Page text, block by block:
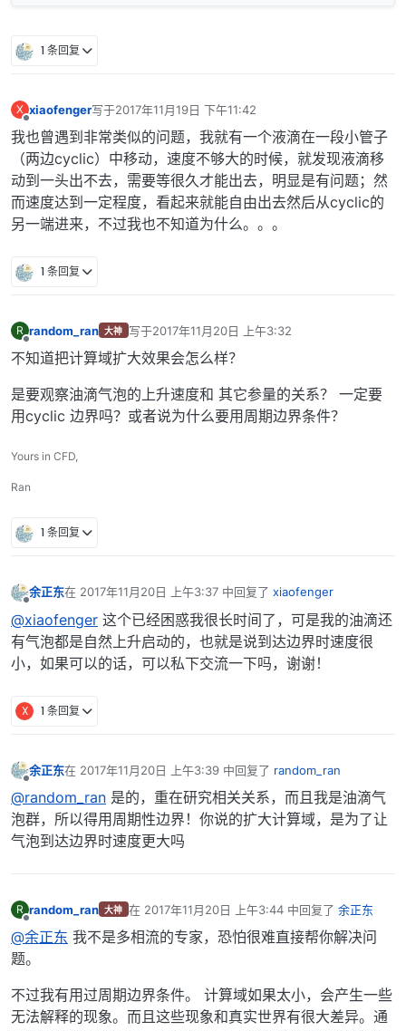
1 条回复
X
离线
xiaofenger写于2017年11月19日 下午11:42
最后由 编辑
我也曾遇到非常类似的问题，我就有一个液滴在一段小管子
（两边cyclic）中移动，速度不够大的时候，就发现液滴移
动到一头出不去，需要等很久才能出去，明显是有问题；然
而速度达到一定程度，看起来就能自由出去然后从cyclic的
另一端进来，不过我也不知道为什么。。。
1 条回复
R
离线
random_ran 大神 写于2017年11月20日 上午3:32
最后由 编辑
不知道把计算域扩大效果会怎么样？
是要观察油滴气泡的上升速度和 其它参量的关系？ 一定要
用cyclic 边界吗？或者说为什么要用周期边界条件？
Yours in CFD,
Ran
1 条回复
余正东在 2017年11月20日 上午3:37 中回复了 xiaofenger
最后由 编辑
@xiaofenger 这个已经困惑我很长时间了，可是我的油滴还
有气泡都是自然上升启动的，也就是说到达边界时速度很
小，如果可以的话，可以私下交流一下吗，谢谢！
X 1 条回复
余正东在 2017年11月20日 上午3:39 中回复了 random_ran
最后由 编辑
@random_ran 是的，重在研究相关关系，而且我是油滴气
泡群，所以得用周期性边界！你说的扩大计算域，是为了让
气泡到达边界时速度更大吗
R
离线
random_ran 大神 在 2017年11月20日 上午3:44中回复了 余正东
最后由 编辑
@余正东 我不是多相流的专家，恐怕很难直接帮你解决问
题。
不过我有用过周期边界条件。 计算域如果太小，会产生一些
无法解释的现象。而且这些现象和真实世界有很大差异。通